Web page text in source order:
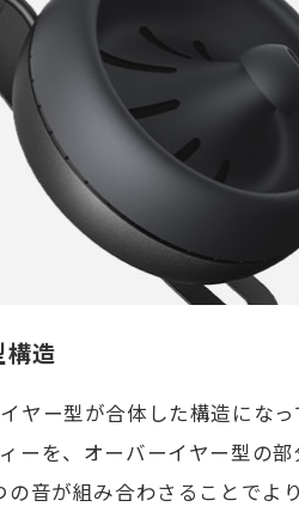
造
ヤー型が合体した構造にな
ーを、オーバーイヤー型の
の音が組み合わさることでよ